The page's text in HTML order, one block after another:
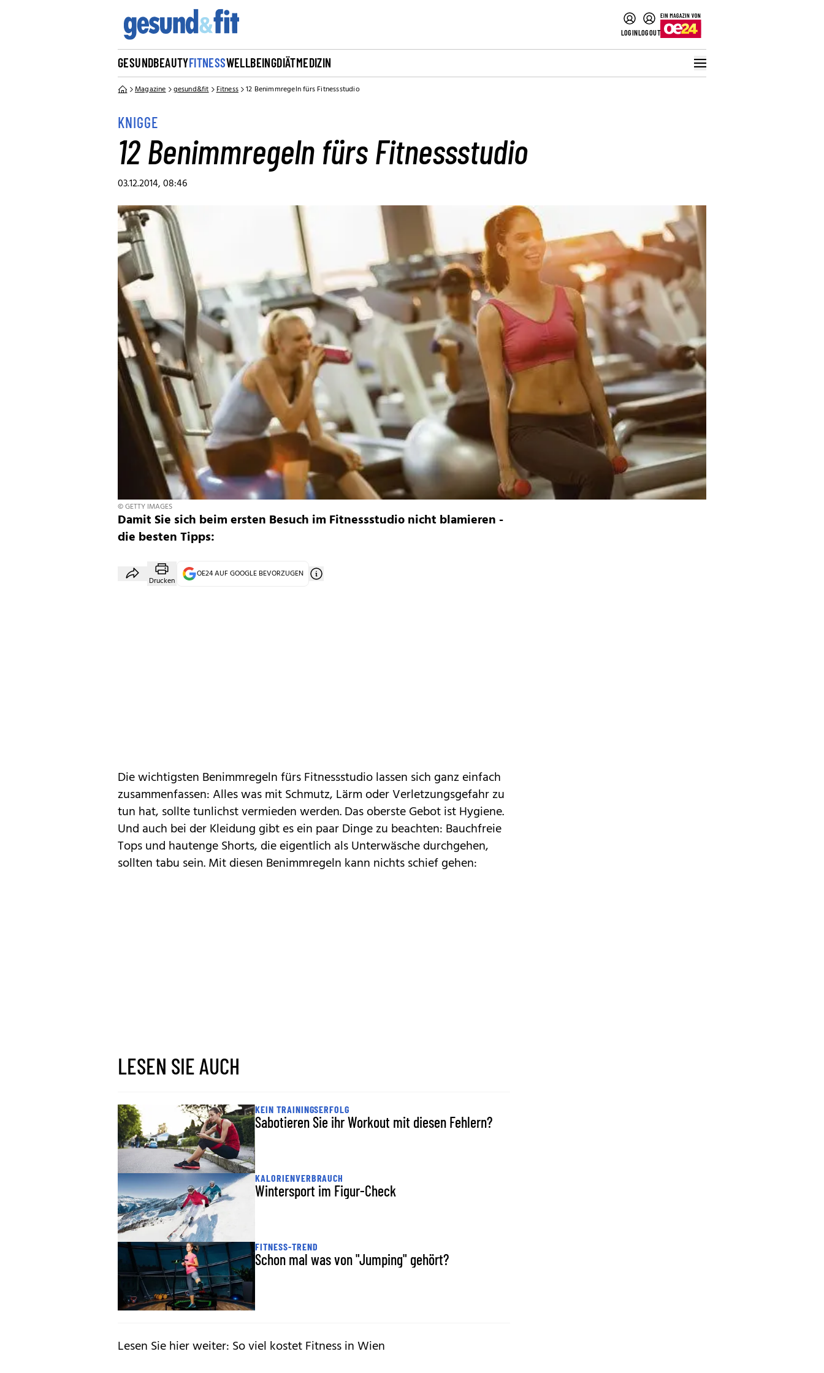
LOGINLOGOUT
GESUNDBEAUTYFITNESSWELLBEINGDIÄTMEDIZIN
Magazine gesund&fit Fitness 12 Benimmregeln fürs Fitnessstudio
KNIGGE
12 Benimmregeln fürs Fitnessstudio
03.12.2014, 08:46
© GETTY IMAGES
Damit Sie sich beim ersten Besuch im Fitnessstudio nicht blamieren -
die besten Tipps:
Drucken
OE24 AUF GOOGLE BEVORZUGEN
Die wichtigsten Benimmregeln fürs Fitnessstudio lassen sich ganz einfach
zusammenfassen: Alles was mit Schmutz, Lärm oder Verletzungsgefahr zu
tun hat, sollte tunlichst vermieden werden. Das oberste Gebot ist Hygiene.
Und auch bei der Kleidung gibt es ein paar Dinge zu beachten: Bauchfreie
Tops und hautenge Shorts, die eigentlich als Unterwäsche durchgehen,
sollten tabu sein. Mit diesen Benimmregeln kann nichts schief gehen:
LESEN SIE AUCH
KEIN TRAININGSERFOLG
Sabotieren Sie ihr Workout mit diesen Fehlern?
KALORIENVERBRAUCH
Wintersport im Figur-Check
FITNESS-TREND
Schon mal was von "Jumping" gehört?
Lesen Sie hier weiter: So viel kostet Fitness in Wien